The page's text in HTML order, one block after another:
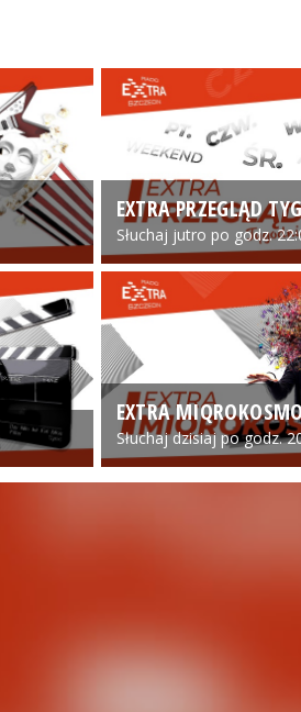
EXTRA PRZEGLĄD
Słuchaj jutro po godz.
EXTRA
Słuchaj dzisiaj po godz.